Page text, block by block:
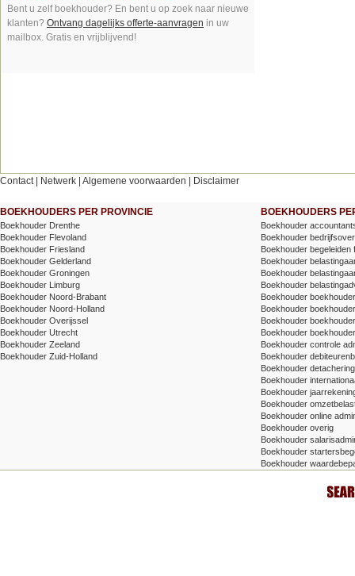
Bent u zelf boekhouder? En bent u op zoek naar nieuwe
klanten? Ontvang dagelijks offerte-aanvragen in uw
mailbox. Gratis en vrijblijvend!
Contact| Netwerk Algemene voorwaarden Disclaimer
BOEKHOUDERS PER PROVINCIE
Boekhouder Drenthe
Boekhouder Flevoland
Boekhouder Friesland
Boekhouder Gelderland
Boekhouder Groningen
Boekhouder Limburg
Boekhouder Noord-Brabant
Boekhouder Noord-Holland
Boekhouder Overijssel
Boekhouder Utrecht
Boekhouder Zeeland
Boekhouder Zuid-Holland
BOEKHOUDERS
Boekhouder
Boekhouder
Boekhouder
Boekhouder
Boekhouder
Boekhouder
Boekhouder
Boekhouder
Boekhouder
Boekhouder
Boekhouder controle
Boekhouder
Boekhouder
Boekhouder
Boekhouder
Boekhouder
Boekhouder online
Boekhouder overig
Boekhouder
Boekhouder
Boekhouder